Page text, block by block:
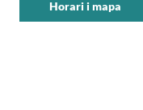
Horari i mapa